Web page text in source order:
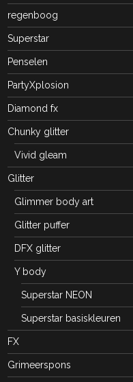
regenboog
Superstar
Penselen
PartyXplosion
Diamond fx
Chunky glitter
Vivid gleam
Glitter
Glimmer body art
Glitter puffer
DFX glitter
Y body
Superstar NEON
Superstar basiskleuren
FX
Grimeerspons